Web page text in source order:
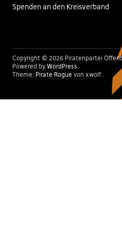
Spenden an den Kreisverband
Copyright © 2026 Piratenpartei
Powered by WordPress
Theme: Pirate Rogue von xwolf